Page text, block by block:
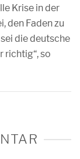
Krise in der
den Faden zu
die deutsche
richtig“, so